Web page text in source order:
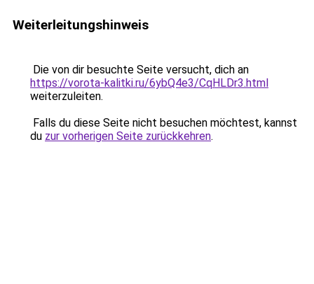
Weiterleitungshinweis
Die von dir besuchte Seite versucht, dich an
https://vorota-kalitki.ru/6ybQ4e3/CqHLDr3.html
weiterzuleiten.
Falls du diese Seite nicht besuchen möchtest, kannst
du zur vorherigen Seite zurückkehren.